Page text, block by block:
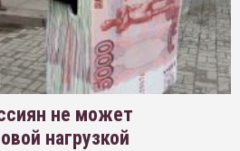
не может
нагрузкой